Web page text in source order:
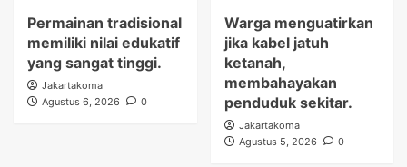
Permainan tradisional
memiliki nilai edukatif
yang sangat tinggi.
Jakartakoma
Agustus 6, 2026
0
Warga menguatirkan
jika kabel jatuh
ketanah,
membahayakan
penduduk sekitar.
Jakartakoma
Agustus 5, 2026
0